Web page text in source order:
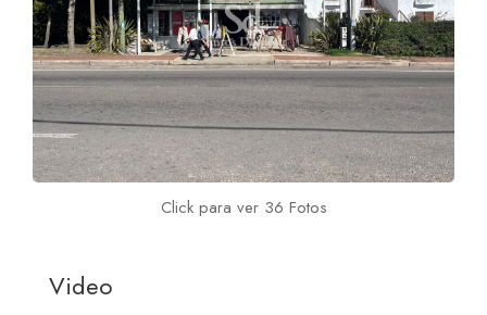
Click para ver 36 Fotos
Video